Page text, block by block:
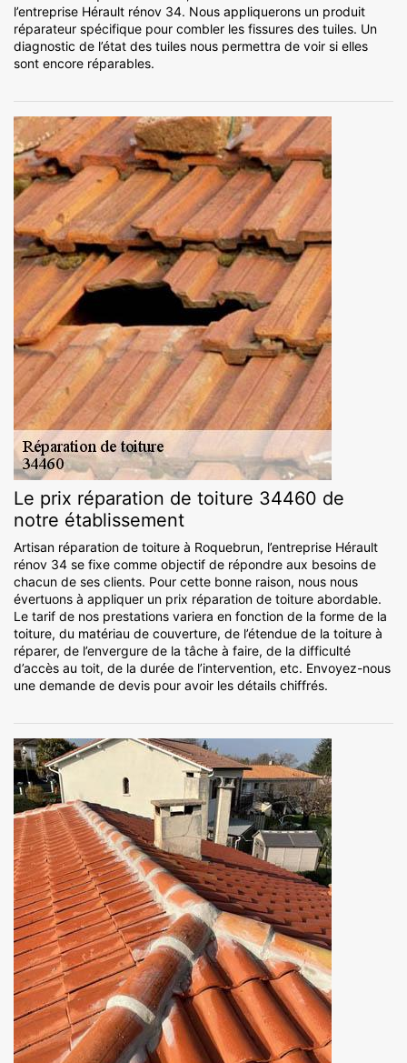
l’entreprise Hérault rénov 34. Nous appliquerons un produit
réparateur spécifique pour combler les fissures des tuiles. Un
diagnostic de l’état des tuiles nous permettra de voir si elles
sont encore réparables.
Le prix réparation de toiture 34460 de
notre établissement
Artisan réparation de toiture à Roquebrun, l’entreprise Hérault
rénov 34 se fixe comme objectif de répondre aux besoins de
chacun de ses clients. Pour cette bonne raison, nous nous
évertuons à appliquer un prix réparation de toiture abordable.
Le tarif de nos prestations variera en fonction de la forme de la
toiture, du matériau de couverture, de l’étendue de la toiture à
réparer, de l’envergure de la tâche à faire, de la difficulté
d’accès au toit, de la durée de l’intervention, etc. Envoyez-nous
une demande de devis pour avoir les détails chiffrés.